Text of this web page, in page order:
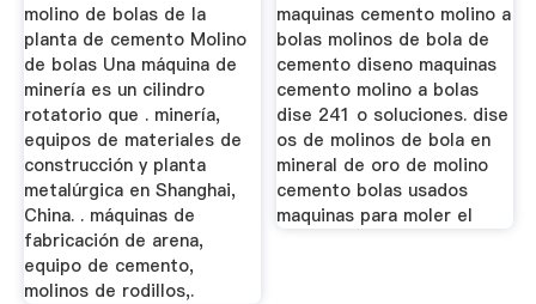
molino de bolas de la
planta de cemento Molino
de bolas Una máquina de
minería es un cilindro
rotatorio que . minería,
equipos de materiales de
construcción y planta
metalúrgica en Shanghai,
China. . máquinas de
fabricación de arena,
equipo de cemento,
molinos de rodillos,.
maquinas cemento molino a
bolas molinos de bola de
cemento diseno maquinas
cemento molino a bolas
dise 241 o soluciones. dise
os de molinos de bola en
mineral de oro de molino
cemento bolas usados
maquinas para moler el